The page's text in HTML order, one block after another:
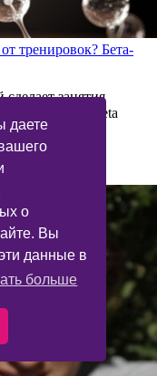
даете
о
Вы
данные в
больше
тренировок? Бета-
занятия
— Beta
это такое, как
регулярно
обзоре.